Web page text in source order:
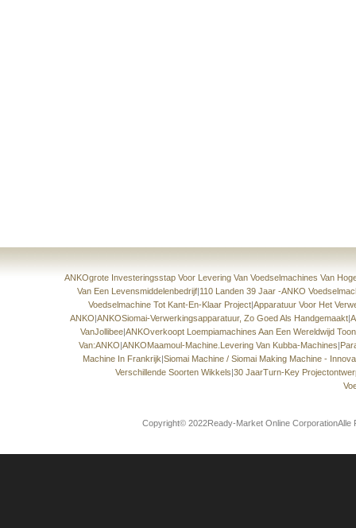
ANKOgrote Investeringsstap Voor Levering Van Voedselmachines Van
Van Een Levensmiddelenbedrijf|110 Landen 39 Jaar -ANKO
Voedselmachine Tot Kant-En-Klaar Project|Apparatuur Voor Het
ANKO|ANKOSiomai-Verwerkingsapparatuur, Zo Goed Als Handgemaakt|
VanJollibee|ANKOverkoopt Loempiamachines Aan Een Wereldwijd
Van:ANKO|ANKOMaamoul-Machine.Levering Van Kubba-Machines|
Machine In Frankrijk|Siomai Machine / Siomai Making Machine -
Verschillende Soorten Wikkels|30 JaarTurn-Key
Copyright© 2022Ready-Market Online CorporationAlle